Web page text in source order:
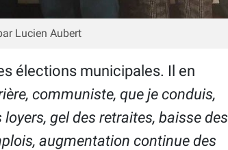
Lucien Aubert
élections municipales. Il en
communiste, que je conduis,
gel des retraites, baisse des
augmentation continue des